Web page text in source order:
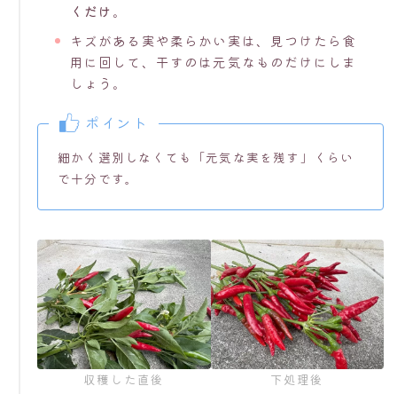
くだけ。
キズがある実や柔らかい実は、見つけたら食
用に回して、干すのは元気なものだけにしま
しょう。
ポイント
細かく選別しなくても「元気な実を残す」くらい
で十分です。
収穫した直後 下処理後